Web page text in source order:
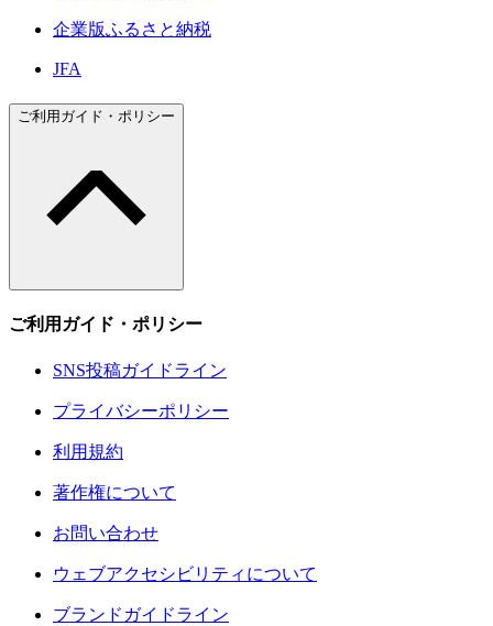
企業版ふるさと納税
JFA
ご利用ガイド・ポリシー
ご利用ガイド・ポリシー
SNS投稿ガイドライン
プライバシーポリシー
利用規約
著作権について
お問い合わせ
ウェブアクセシビリティについて
ブランドガイドライン